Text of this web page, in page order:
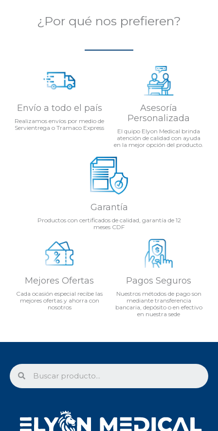
¿Por qué nos prefieren?
Envío a todo el país
Realizamos envíos por medio de
Servientrega o Tramaco Express
Asesoría
Personalizada
El quipo Elyon Medical brinda
atención de calidad con ayuda
en la mejor opción del producto.
Garantía
Productos con certificados de calidad, garantía de 12
meses CDF
Mejores Ofertas
Cada ocasión especial recibe las
mejores ofertas y ahorra con
nosotros
Pagos Seguros
Nuestros métodos de pago son
mediante transferencia
bancaria, depósito o en efectivo
en nuestra sede